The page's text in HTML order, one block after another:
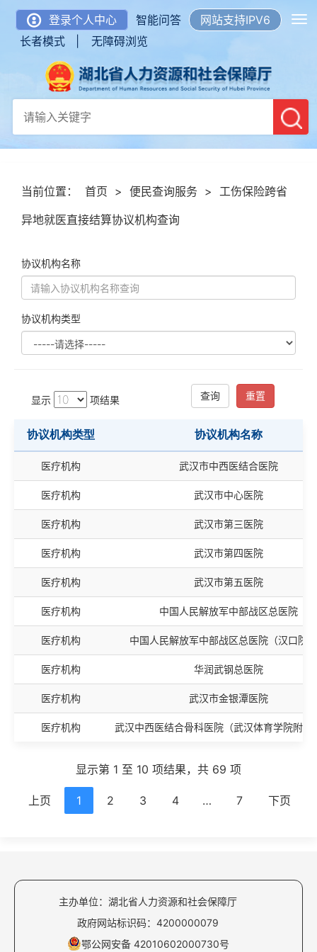
登录个人中心 智能问答
网站支持IPV6
长者模式 |
无障碍浏览
当前位置： 首页 > 便民查询服务 > 工伤保险跨省
异地就医直接结算协议机构查询
协议机构名称
协议机构类型
显示 项结果 查询 重置
协议机构类型 协议机构名称
协议机构类型 协议机构名称
医疗机构 武汉市中西医结合医院
医疗机构 武汉市中心医院
医疗机构 武汉市第三医院
医疗机构 武汉市第四医院
医疗机构 武汉市第五医院
医疗机构 中国人民解放军中部战区总医院
医疗机构 中国人民解放军中部战区总医院（汉口院
医疗机构 华润武钢总医院
医疗机构 武汉市金银潭医院
医疗机构 武汉中西医结合骨科医院（武汉体育学院附属
显示第 1 至 10 项结果，共 69 项
上页 1 2 3 4 … 7 下页
主办单位：湖北省人力资源和社会保障厅
政府网站标识码：4200000079
鄂公网安备 42010602000730号